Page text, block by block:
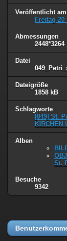
Veröffentlicht am
Freitag 20
Abmessungen
2448*3264
Datei
Dateigröße
1858 kB
Schlagworte
[049] St.
KIRCHEN
Alben
St.
Besuche
9342